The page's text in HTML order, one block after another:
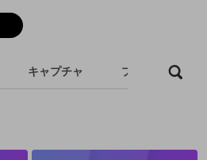
キャプチャ プレイリスト